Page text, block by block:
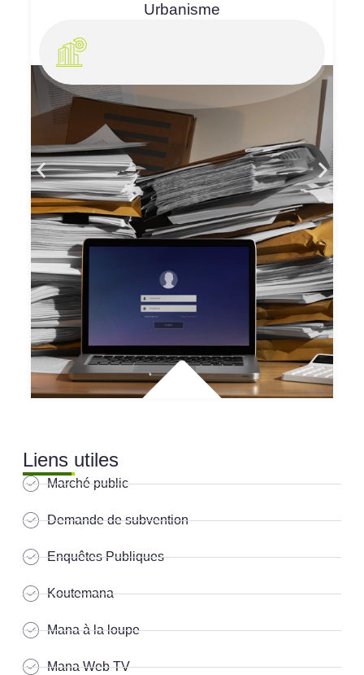
Urbanisme
Liens utiles
Marché public
Demande de subvention
Enquêtes Publiques
Koutemana
Mana à la loupe
Mana Web TV